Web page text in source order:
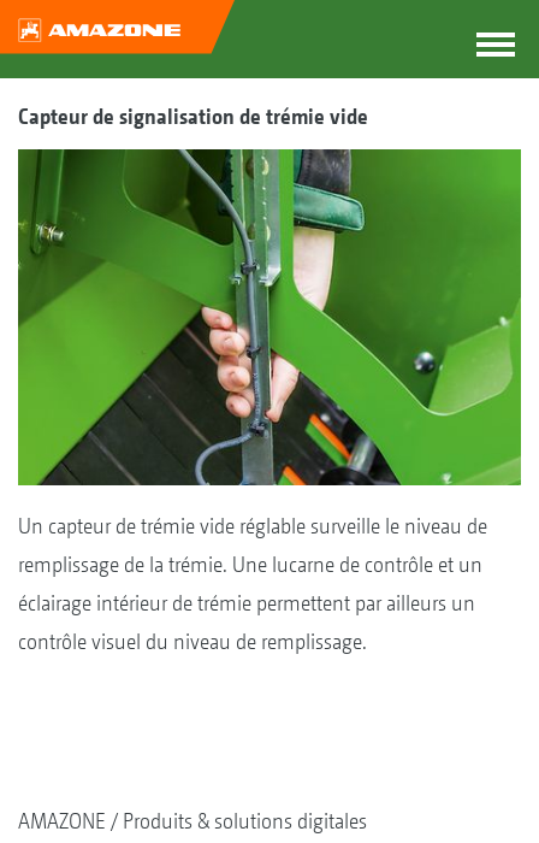
Capteur de signalisation de trémie vide
Un capteur de trémie vide réglable surveille le niveau de
remplissage de la trémie. Une lucarne de contrôle et un
éclairage intérieur de trémie permettent par ailleurs un
contrôle visuel du niveau de remplissage.
AMAZONE Produits & solutions digitales